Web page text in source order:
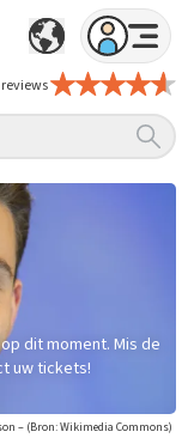
reviews
dit moment. Mis de
uw tickets!
– (Bron: Wikimedia Commons)